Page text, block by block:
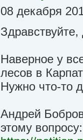
08 декабря
Здравствуйте,
Наверное у
лесов в
Нужно что-то
Андрей
этому вопросу: